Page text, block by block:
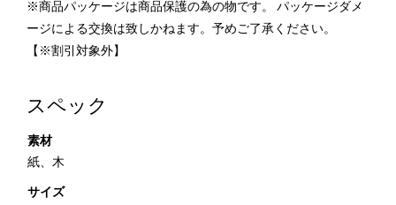
※商品パッケージは商品保護の為の物です。 パッケージダメ
ージによる交換は致しかねます。予めご了承ください。
【※割引対象外】
スペック
素材
紙、木
サイズ